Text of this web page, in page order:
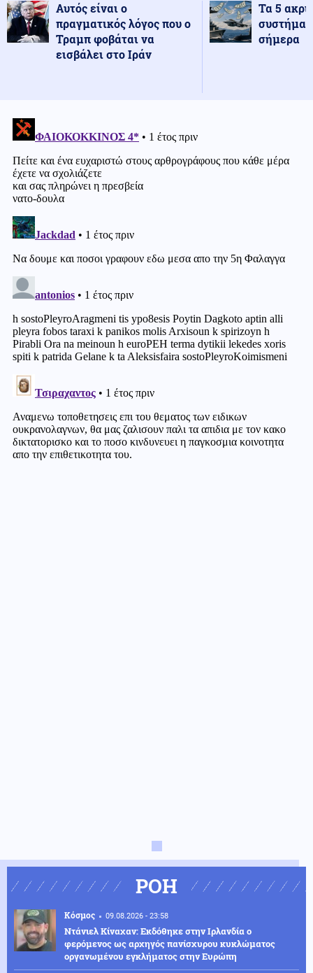
Αυτός είναι ο
πραγματικός λόγος που ο
Τραμπ φοβάται να
εισβάλει στο Ιράν
Τα 5
σήμερα
ΡΟΗ
Κόσμος 09.08.2026 - 23:58
Ντάνιελ Κίναχαν: Εκδόθηκε στην Ιρλανδία ο
φερόμενος ως αρχηγός πανίσχυρου κυκλώματος
οργανωμένου εγκλήματος στην Ευρώπη